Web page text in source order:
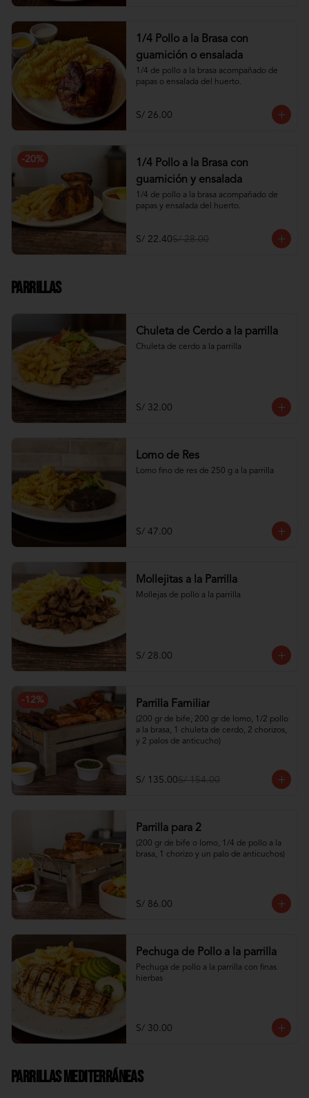
1/4 Pollo a la Brasa con
guarnición o ensalada
1/4 de pollo a la brasa acompañado de
papas o ensalada del huerto.
S/ 26.00
-20%
1/4 Pollo a la Brasa con
guarnición y ensalada
1/4 de pollo a la brasa acompañado de
papas y ensalada del huerto.
S/ 22.40S/ 28.00
Parrillas
Chuleta de Cerdo a la parrilla
Chuleta de cerdo a la parrilla
S/ 32.00
Lomo de Res
Lomo fino de res de 250 g a la parrilla
S/ 47.00
Mollejitas a la Parrilla
Mollejas de pollo a la parrilla
S/ 28.00
-12% Parrilla Familiar
(200 gr de bife, 200 gr de lomo, 1/2 pollo
a la brasa, 1 chuleta de cerdo, 2 chorizos,
y 2 palos de anticucho)
S/ 135.00S/ 154.00
Parrilla para 2
(200 gr de bife o lomo, 1/4 de pollo a la
brasa, 1 chorizo y un palo de anticuchos)
S/ 86.00
Pechuga de Pollo a la parrilla
Pechuga de pollo a la parrilla con finas
hierbas
S/ 30.00
Parrillas Mediterráneas